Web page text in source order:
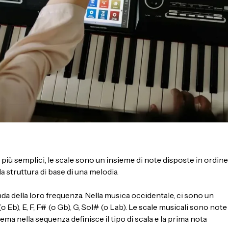
semplici, le scale sono un insieme di note disposte in ordine
di base di una melodia.
della loro frequenza. Nella musica occidentale, ci sono un
E, ​​F, F# (o Gb), G, Sol# (o Lab). Le scale musicali sono note
nella sequenza definisce il tipo di scala e la prima nota